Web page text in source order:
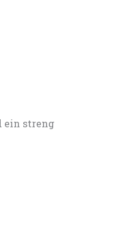
ein streng